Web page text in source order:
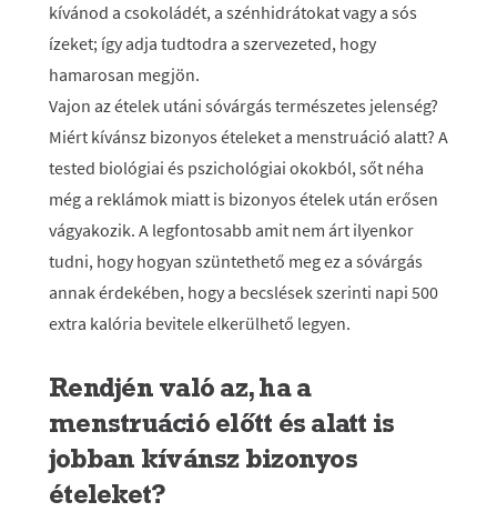
kívánod a csokoládét, a szénhidrátokat vagy a sós
ízeket; így adja tudtodra a szervezeted, hogy
hamarosan megjön.
Vajon az ételek utáni sóvárgás természetes jelenség?
Miért kívánsz bizonyos ételeket a menstruáció alatt? A
tested biológiai és pszichológiai okokból, sőt néha
még a reklámok miatt is bizonyos ételek után erősen
vágyakozik. A legfontosabb amit nem árt ilyenkor
tudni, hogy hogyan szüntethető meg ez a sóvárgás
annak érdekében, hogy a becslések szerinti napi 500
extra kalória bevitele elkerülhető legyen.
Rendjén való az, ha a
menstruáció előtt és alatt is
jobban kívánsz bizonyos
ételeket?